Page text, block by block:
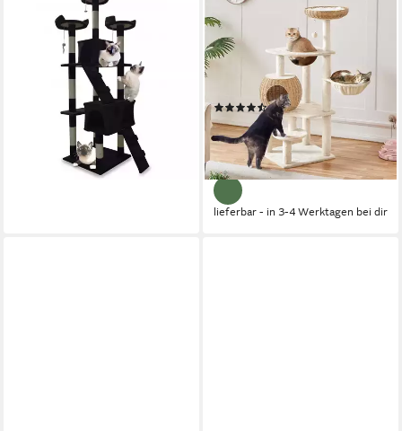
Kratzbaum XL für Katzen
Schwarz
49,90 €
lieferbar - in 3-4 Werktagen bei dir
YAHEETECH
Kratzbaum 137,5 cm (H), aus
Rattan-Geflecht, Katzenbaum
mit Katzenhaus, Liegemulde,
Korb, Sisalstämme, Plüschball
(28)
94,99 € UVP289,99 €
nur bis Dienstag
-67%
lieferbar - in 3-4 Werktagen bei dir